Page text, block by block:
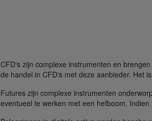
CFD's zijn complexe instrumenten en
de handel in CFD's met deze aanbieder. Het
Futures zijn complexe instrumenten
eventueel te werken met een hefboom.